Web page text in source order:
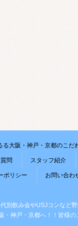
る大阪・神戸・京都のこだ
問 スタッフ紹介
ポリシー お問い合わ
飲み会やUSJコンなど
・神戸・京都へ！！皆様